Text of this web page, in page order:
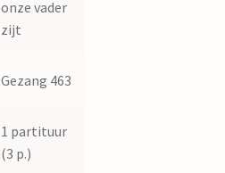
onze vader
zijt
Gezang 463
1 partituur
(3 p.)